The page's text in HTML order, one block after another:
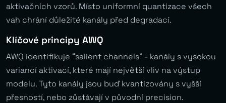
aktivačních vzorů. Místo uniformní quantizace všech
vah chrání důležité kanály před degradací.
Klíčové principy AWQ
AWQ identifikuje “salient channels” - kanály s vysokou
variancí aktivací, které mají největší vliv na výstup
modelu. Tyto kanály jsou buď kvantizovány s vyšší
přesností, nebo zůstávají v původní precision.